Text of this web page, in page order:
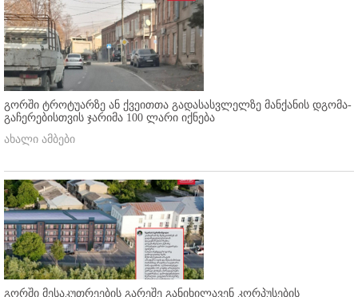
გორში ტროტუარზე ან ქვეითთა გადასასვლელზე მანქანის დგომა-
გაჩერებისთვის ჯარიმა 100 ლარი იქნება
ახალი ამბები
გორში მესაკუთრეების გარეშე განიხილავენ კორპუსების